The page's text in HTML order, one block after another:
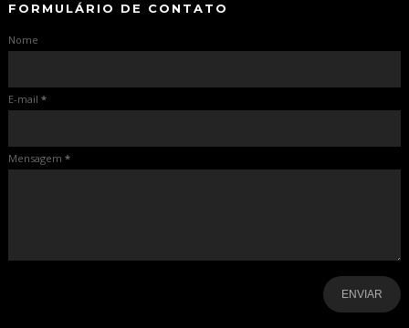
FORMULÁRIO DE CONTATO
Nome
E-mail *
Mensagem *